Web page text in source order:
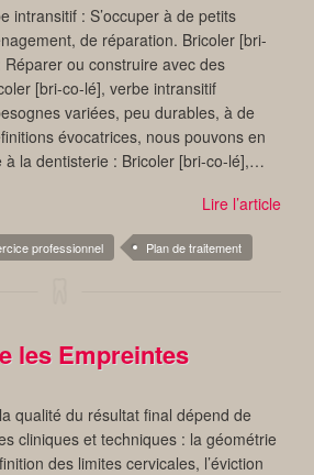
intransitif : S’occuper à de petits
de réparation. Bricoler [bri-
ou construire avec des
[bri-co-lé], verbe intransitif
variées, peu durables, à de
évocatrices, nous pouvons en
à la dentisterie : Bricoler [bri-co-lé],…
Lire l’article
professionnel
Plan de traitement
les Empreintes
qualité du résultat final dépend de
cliniques et techniques : la géométrie
des limites cervicales, l’éviction